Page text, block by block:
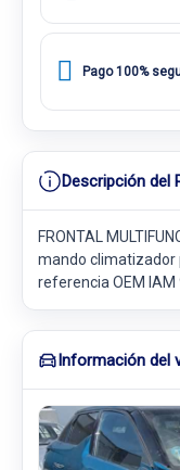
Pago 100%
Descripción del
FRONTAL
mando climatizador
referencia OEM
Información del